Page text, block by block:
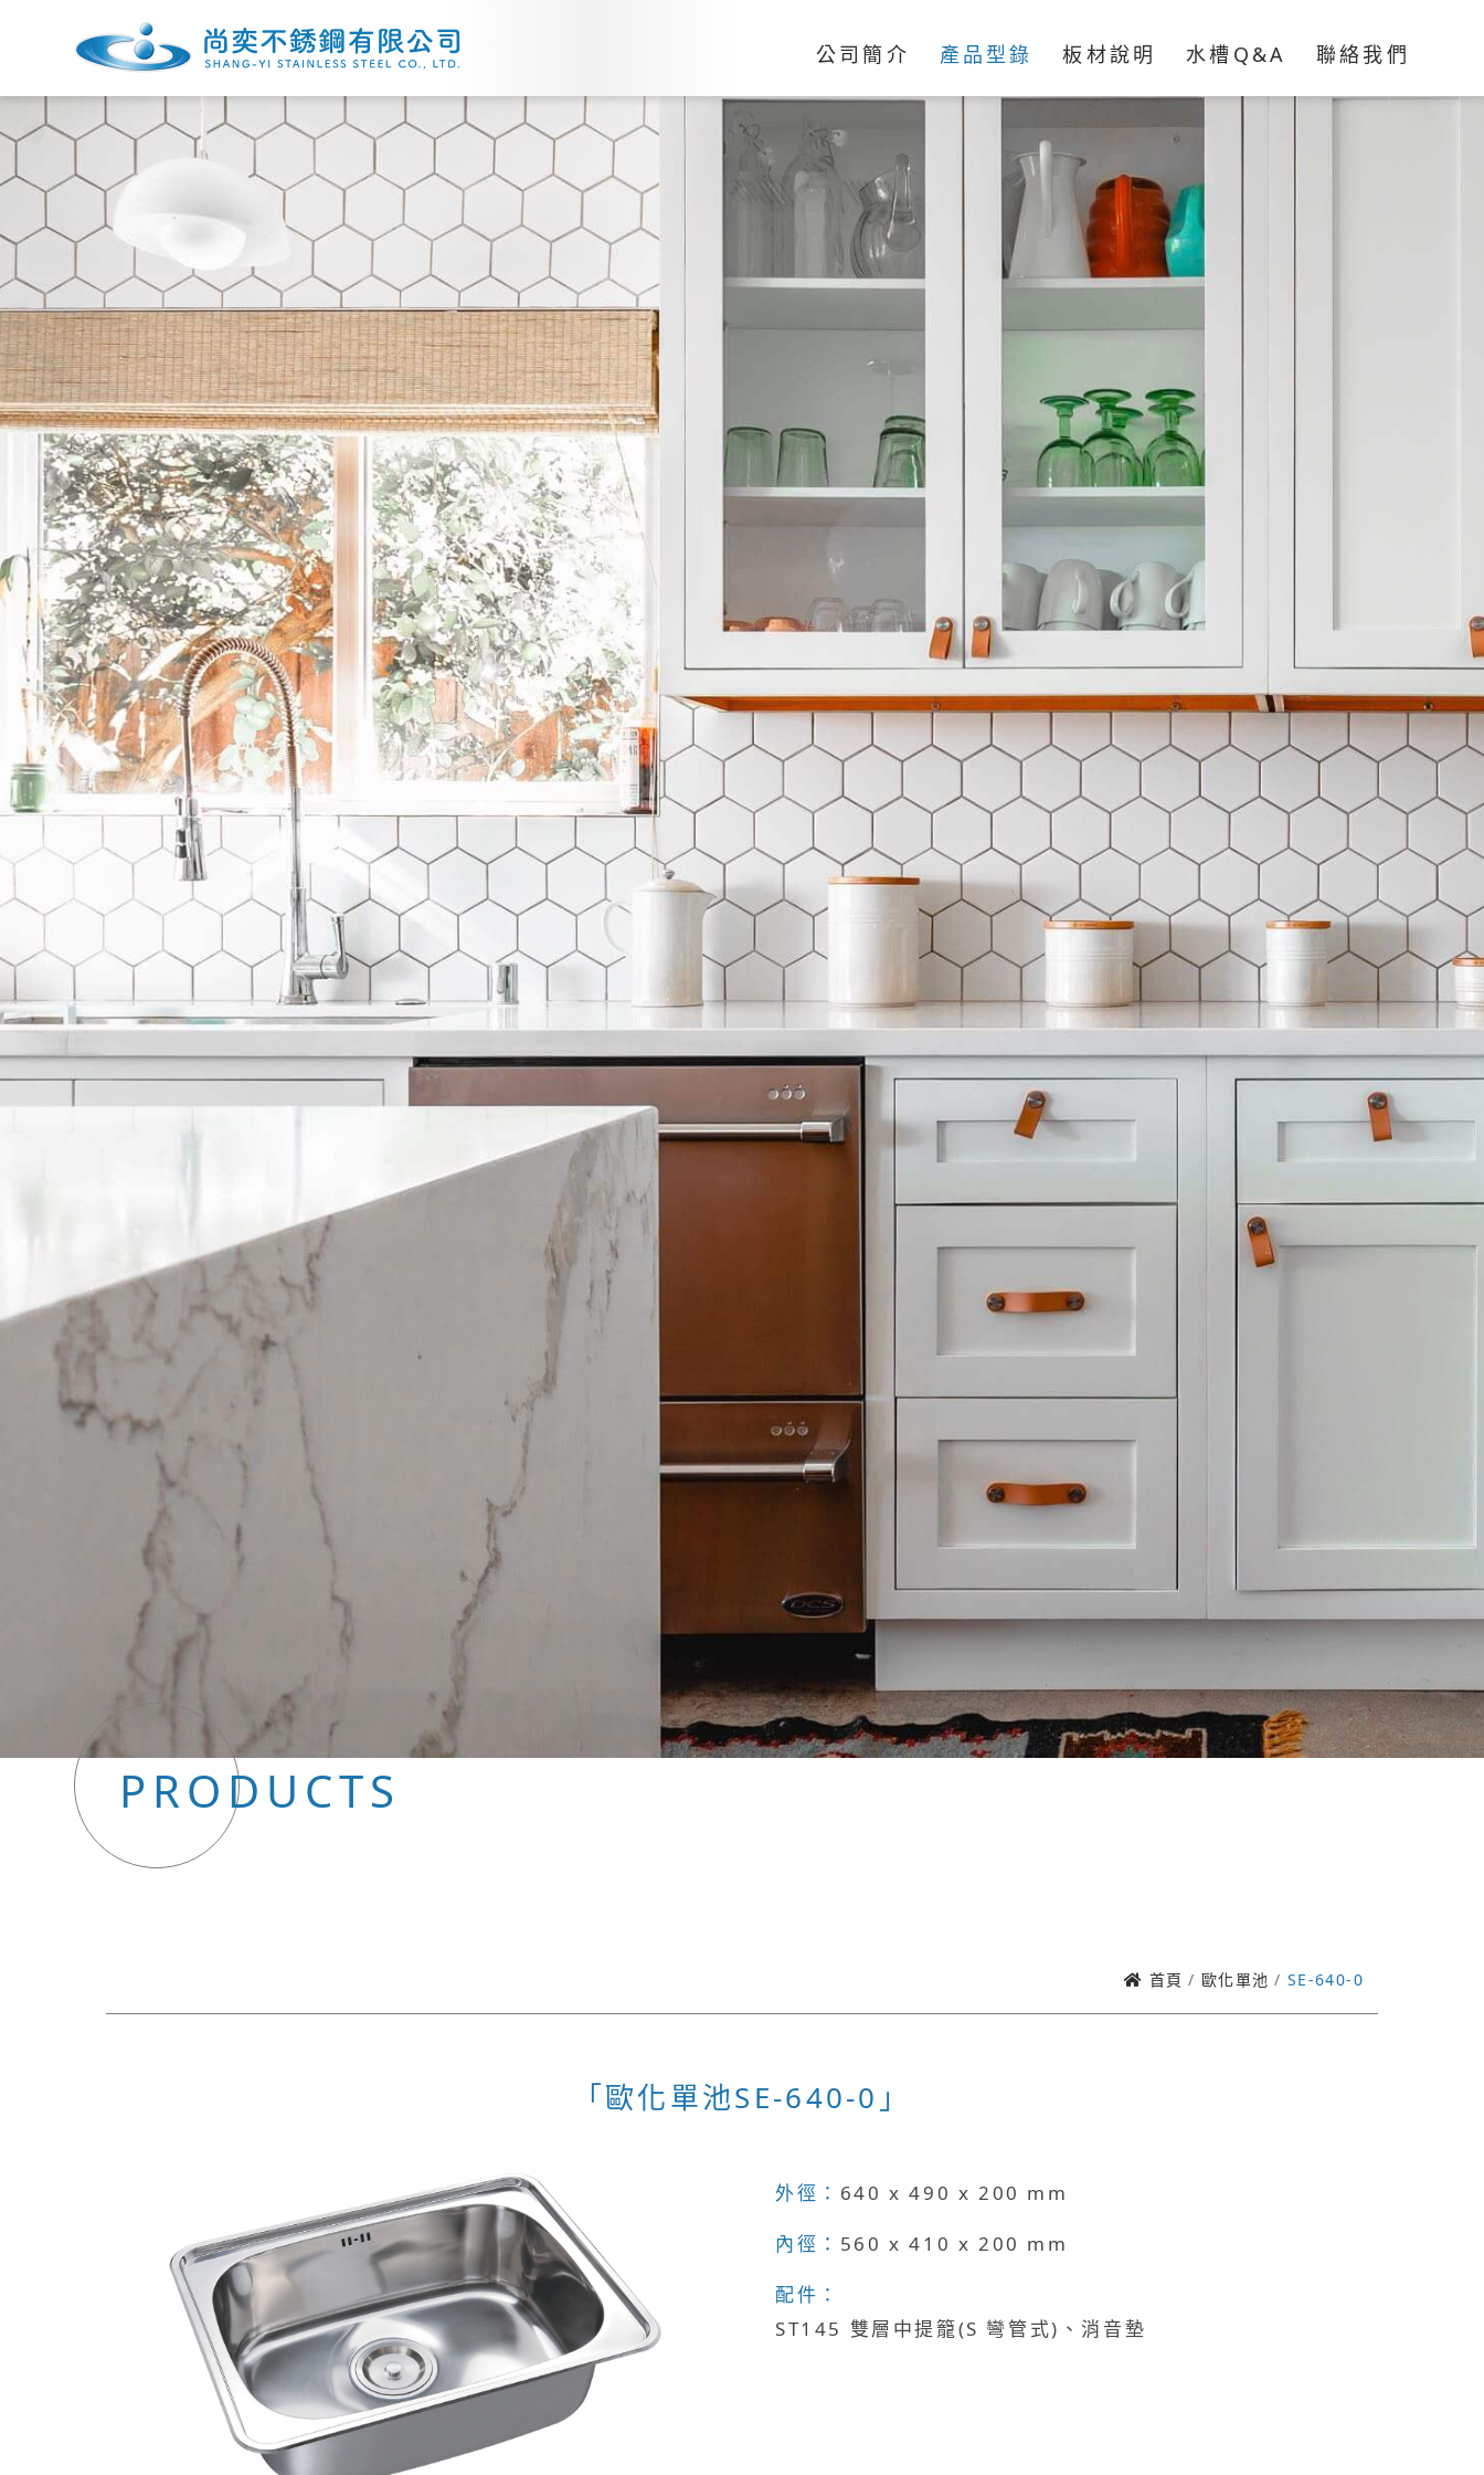
公司簡介 產品型錄 板材說明 水槽Q&A 聯絡我們
PRODUCTS
首頁 歐化單池 SE-640-0
「歐化單池SE-640-0」
外徑： 640 x 490 x 200 mm
內徑： 560 x 410 x 200 mm
配件：
ST145 雙層中提籠(S 彎管式)、消音墊